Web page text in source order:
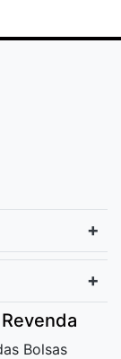
Bolsas